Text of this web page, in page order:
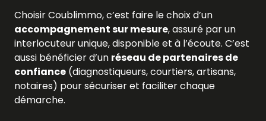
Choisir Coublimmo, c’est faire le choix d’un
accompagnement sur mesure, assuré par un
interlocuteur unique, disponible et à l’écoute. C’est
aussi bénéficier d’un réseau de partenaires de
confiance (diagnostiqueurs, courtiers, artisans,
notaires) pour sécuriser et faciliter chaque
démarche.